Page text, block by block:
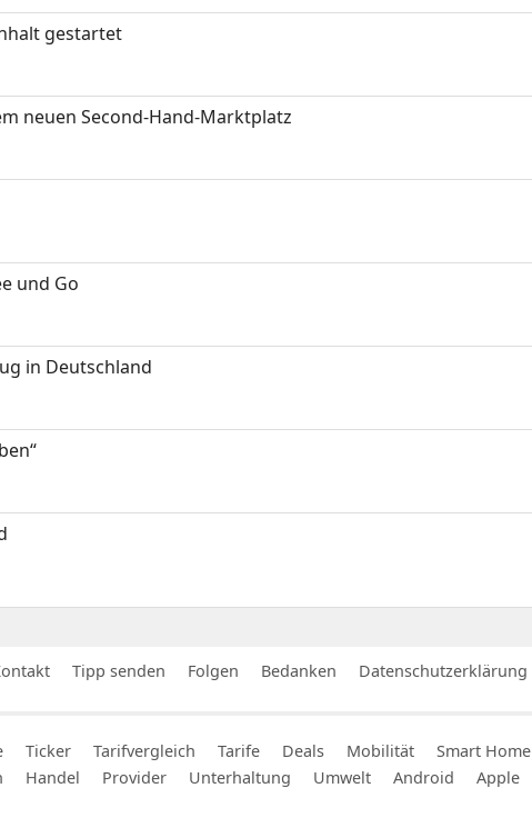
gestartet
neuen Second-Hand-Marktplatz
und Go
in Deutschland
Tipp senden Folgen Bedanken Datenschutzerklärung
Ticker Tarifvergleich Tarife Deals Mobilität Smart Home
Handel Provider Unterhaltung Umwelt Android Apple